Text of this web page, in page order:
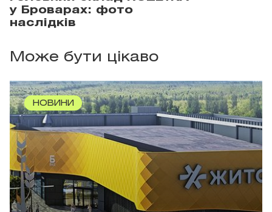
у Броварах: фото
наслідків
Може бути цікаво
НОВИНИ